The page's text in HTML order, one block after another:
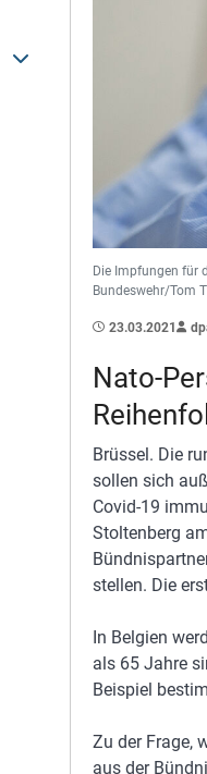
Die Impfungen für
Bundeswehr/Tom
23.03.2021
Nato-
Brüssel. Die
sollen sich
Covid-19
Stoltenberg
stellen. Die
In Belgien
als 65 Jahre
Beispiel
Zu der Frage,
aus der